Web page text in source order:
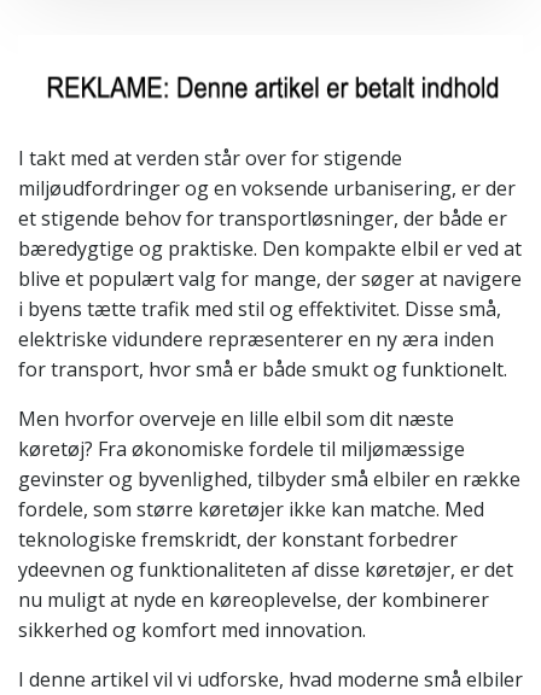
I takt med at verden står over for stigende
miljøudfordringer og en voksende urbanisering, er der
et stigende behov for transportløsninger, der både er
bæredygtige og praktiske. Den kompakte elbil er ved at
blive et populært valg for mange, der søger at navigere
i byens tætte trafik med stil og effektivitet. Disse små,
elektriske vidundere repræsenterer en ny æra inden
for transport, hvor små er både smukt og funktionelt.
Men hvorfor overveje en lille elbil som dit næste
køretøj? Fra økonomiske fordele til miljømæssige
gevinster og byvenlighed, tilbyder små elbiler en række
fordele, som større køretøjer ikke kan matche. Med
teknologiske fremskridt, der konstant forbedrer
ydeevnen og funktionaliteten af disse køretøjer, er det
nu muligt at nyde en køreoplevelse, der kombinerer
sikkerhed og komfort med innovation.
I denne artikel vil vi udforske, hvad moderne små elbiler